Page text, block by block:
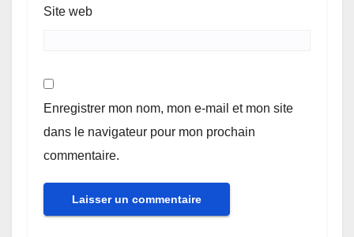
Site web
Enregistrer mon nom, mon e-mail et mon site
dans le navigateur pour mon prochain
commentaire.